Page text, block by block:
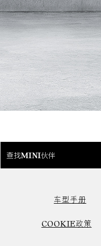
查找MINI伙伴
车型手册
COOKIE政策